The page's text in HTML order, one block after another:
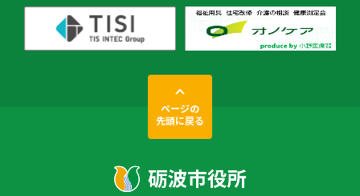
ページの
先頭に戻る